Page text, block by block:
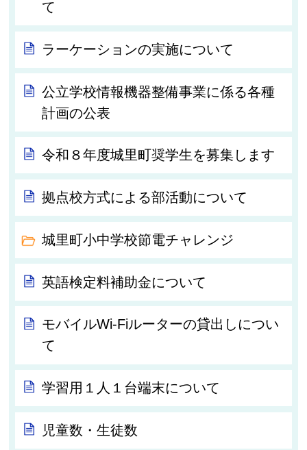
て
ラーケーションの実施について
公立学校情報機器整備事業に係る各種
計画の公表
令和８年度城里町奨学生を募集します
拠点校方式による部活動について
城里町小中学校節電チャレンジ
英語検定料補助金について
モバイルWi-Fiルーターの貸出しについ
て
学習用１人１台端末について
児童数・生徒数